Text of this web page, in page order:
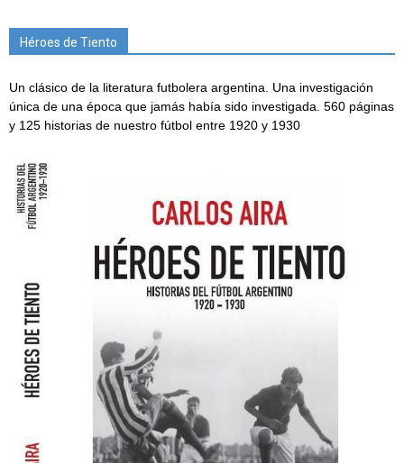
Héroes de Tiento
Un clásico de la literatura futbolera argentina. Una investigación
única de una época que jamás había sido investigada. 560 páginas
y 125 historias de nuestro fútbol entre 1920 y 1930